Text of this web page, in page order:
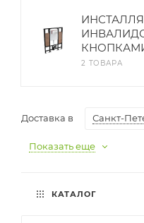
2 ТОВАРА
Доставка в Санкт-
Показать еще
КАТАЛОГ